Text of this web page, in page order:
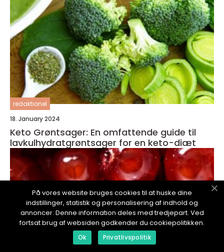
redaktionel
18. January 2024
Keto Grøntsager: En omfattende guide til
lavkulhydratgrøntsager for en keto-diæt
På vores website bruges cookies til at huske dine
indstillinger, statistik og personalisering af indhold og
annoncer. Denne information deles med tredjepart. Ved
fortsat brug af websiden godkender du cookiepolitikken.
Ok Privatlivspolitik